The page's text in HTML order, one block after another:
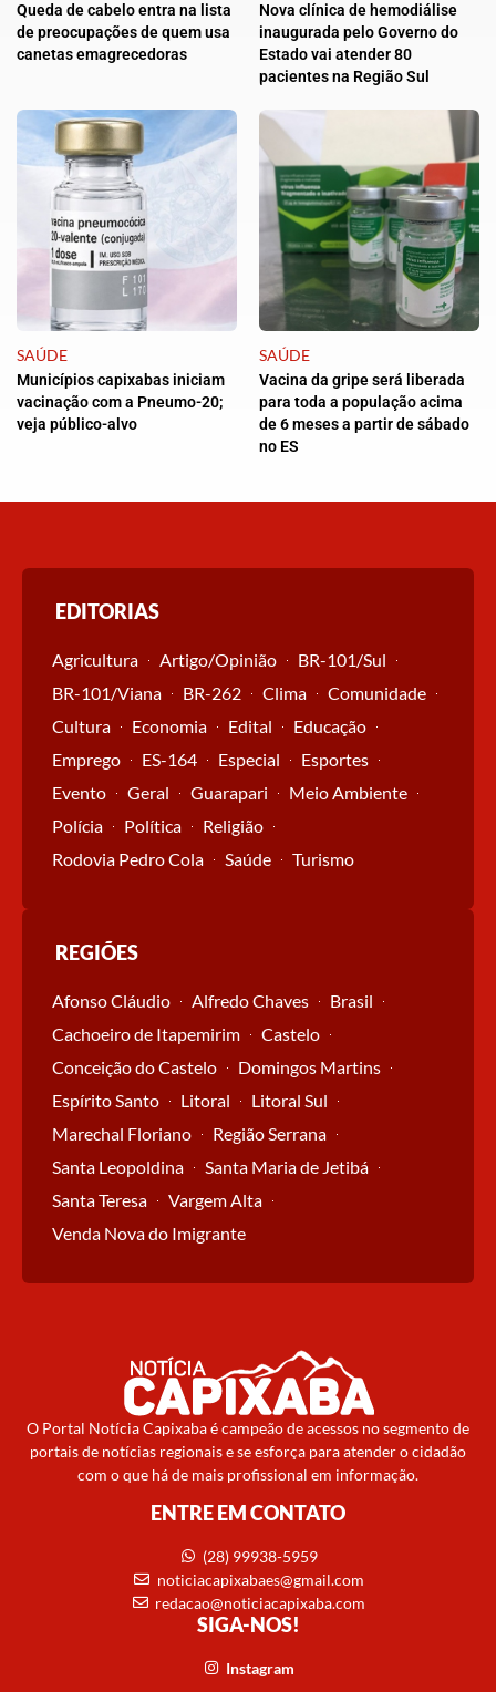
Queda de cabelo entra na lista
de preocupações de quem usa
canetas emagrecedoras
Nova clínica de hemodiálise
inaugurada pelo Governo do
Estado vai atender 80
pacientes na Região Sul
SAÚDE
Municípios capixabas iniciam
vacinação com a Pneumo-20;
veja público-alvo
SAÚDE
Vacina da gripe será liberada
para toda a população acima
de 6 meses a partir de sábado
no ES
EDITORIAS
Agricultura Artigo/Opinião
BR-101/Sul
BR-101/Viana
BR-262 Clima
Comunidade
Cultura
Economia Edital
Educação
Emprego
ES-164 Especial
Esportes
Evento
Geral Guarapari
Meio Ambiente
Polícia
Política
Religião
Rodovia Pedro Cola
Saúde Turismo
REGIÕES
Afonso Cláudio Alfredo Chaves
Brasil
Cachoeiro de Itapemirim
Castelo
Conceição do Castelo
Domingos Martins
Espírito Santo
Litoral
Litoral Sul
Marechal Floriano
Região Serrana
Santa Leopoldina
Santa Maria de Jetibá
Santa Teresa
Vargem Alta
Venda Nova do Imigrante
O Portal Notícia Capixaba é campeão de acessos no segmento de
portais de notícias regionais e se esforça para atender o cidadão
com o que há de mais profissional em informação.
ENTRE EM CONTATO
(28) 99938-5959
noticiacapixabaes@gmail.com
redacao@noticiacapixaba.com
SIGA-NOS!
Instagram